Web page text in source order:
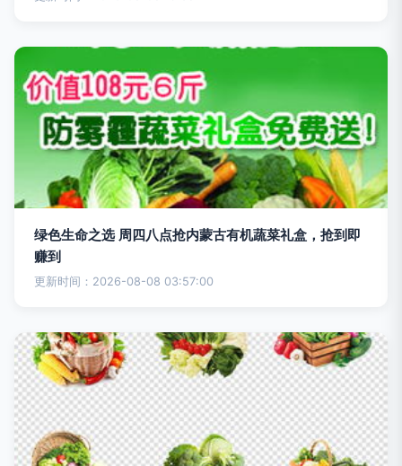
绿色生命之选 周四八点抢内蒙古有机蔬菜礼盒，抢到即
赚到
更新时间：2026-08-08 03:57:00